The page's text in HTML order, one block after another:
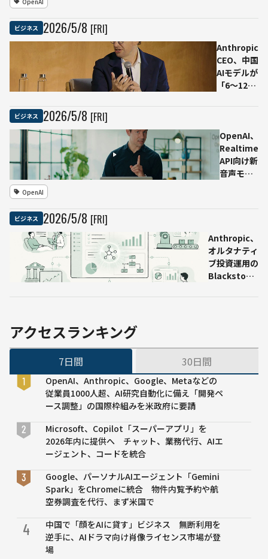
を誤認
させた
かが争
点に
に事前登録
した「信頼
できる連絡
先」へ通知
ビジネス 2026/5/8 [FRI]
Anthropic
CEO、中国
AIモデルが
「6〜12カ
能性に言
及 未修正
の脆弱性へ
の対応急ぐ
ビジネス 2026/5/8 [FRI]
OpenAI、
Realtime
API向け新
音声モデ
訳・文字
起こしを
リアルタ
イム処理
OpenAI
ビジネス 2026/5/8 [FRI]
Anthropic、
オルタナティ
ブ投資運用の
Blackstone
アクセスランキング
7日間 30日間
OpenAI、Anthropic、Google、Metaなどの
従業員1000人超、AI研究自動化に備え「開発ペ
ース調整」の国際枠組みを米政府に要請
Microsoft、Copilot「スーパーアプリ」を
2026年内に提供へ チャット、業務代行、AIエ
ージェント、コードを統合
Google、パーソナルAIエージェント「Gemini
Spark」をChromeに統合 物件内覧予約や航
空券調査を代行、まず米国で
4
中国で「顔をAIに貸す」ビジネス 無断利用を
逆手に、AIドラマ向け肖像ライセンス市場が登
場